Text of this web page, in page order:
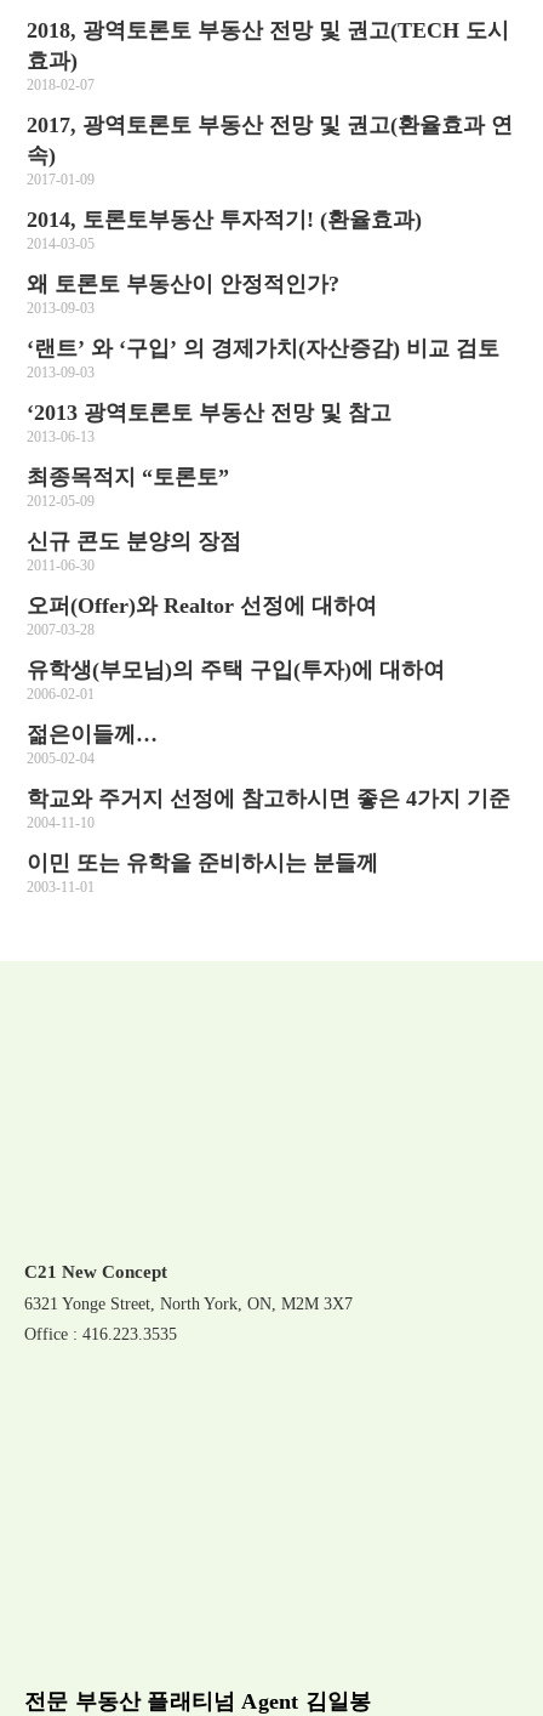
2018, 광역토론토 부동산 전망 및 권고(TECH 도시
효과)
2018-02-07
2017, 광역토론토 부동산 전망 및 권고(환율효과 연
속)
2017-01-09
2014, 토론토부동산 투자적기! (환율효과)
2014-03-05
왜 토론토 부동산이 안정적인가?
2013-09-03
‘랜트’ 와 ‘구입’ 의 경제가치(자산증감) 비교 검토
2013-09-03
‘2013 광역토론토 부동산 전망 및 참고
2013-06-13
최종목적지 “토론토”
2012-05-09
신규 콘도 분양의 장점
2011-06-30
오퍼(Offer)와 Realtor 선정에 대하여
2007-03-28
유학생(부모님)의 주택 구입(투자)에 대하여
2006-02-01
젊은이들께…
2005-02-04
학교와 주거지 선정에 참고하시면 좋은 4가지 기준
2004-11-10
이민 또는 유학을 준비하시는 분들께
2003-11-01
C21 New Concept
6321 Yonge Street, North York, ON, M2M 3X7
Office : 416.223.3535
전문 부동산 플래티넘 Agent 김일봉